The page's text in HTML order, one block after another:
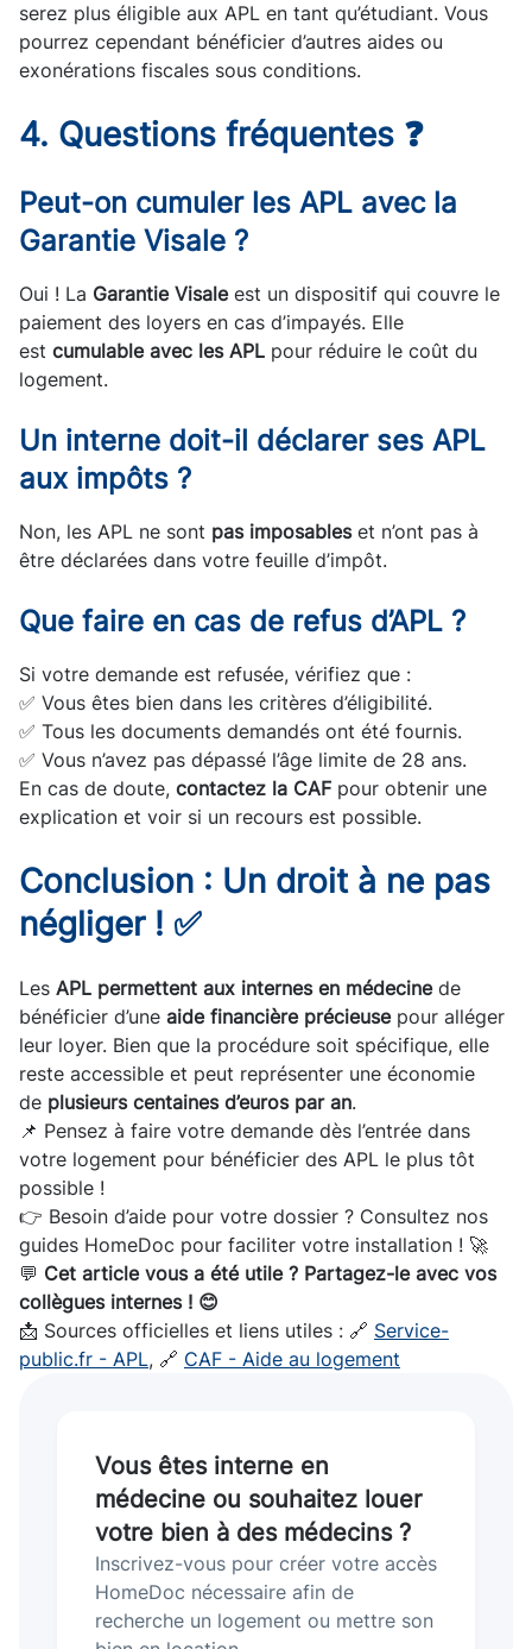
serez plus éligible aux APL en tant qu’étudiant. Vous
pourrez cependant bénéficier d’autres aides ou
exonérations fiscales sous conditions.
4. Questions fréquentes ❓
Peut-on cumuler les APL avec la
Garantie Visale ?
Oui ! La Garantie Visaleest un dispositif qui couvre le
paiement des loyers en cas d’impayés. Elle
est cumulable avec les APL pour réduire le coût du
logement.
Un interne doit-il déclarer ses APL
aux impôts ?
Non, les APL ne sont pas imposableset n’ont pas à
être déclarées dans votre feuille d’impôt.
Que faire en cas de refus d’APL ?
Si votre demande est refusée, vérifiez que :
✅ Vous êtes bien dans les critères d’éligibilité.
✅ Tous les documents demandés ont été fournis.
✅ Vous n’avez pas dépassé l’âge limite de 28 ans.
En cas de doute, contactez la CAF pour obtenir une
explication et voir si un recours est possible.
Conclusion : Un droit à ne pas
négliger ! ✅
Les APL permettent aux internes en médecinede
bénéficier d’une aide financière précieusepour alléger
leur loyer. Bien que la procédure soit spécifique, elle
reste accessible et peut représenter une économie
de plusieurs centaines d’euros par an.
📌 Pensez à faire votre demande dès l’entrée dans
votre logement pour bénéficier des APL le plus tôt
possible !
👉 Besoin d’aide pour votre dossier ? Consultez nos
guides HomeDoc pour faciliter votre installation ! 🚀
💬 Cet article vous a été utile ? Partagez-le avec vos
collègues internes ! 😊
📩 Sources officielles et liens utiles : 🔗 Service-
public.fr - APL, 🔗 CAF - Aide au logement
Vous êtes interne en
médecine ou souhaitez louer
votre bien à des médecins ?
Inscrivez-vous pour créer votre accès
HomeDoc nécessaire afin de
recherche un logement ou mettre son